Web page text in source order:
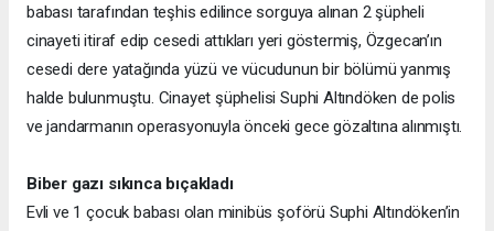
babası tarafından teşhis edilince sorguya alınan 2 şüpheli
cinayeti itiraf edip cesedi attıkları yeri göstermiş, Özgecan’ın
cesedi dere yatağında yüzü ve vücudunun bir bölümü yanmış
halde bulunmuştu. Cinayet şüphelisi Suphi Altındöken de polis
ve jandarmanın operasyonuyla önceki gece gözaltına alınmıştı.
Biber gazı sıkınca bıçakladı
Evli ve 1 çocuk babası olan minibüs şoförü Suphi Altındöken’in